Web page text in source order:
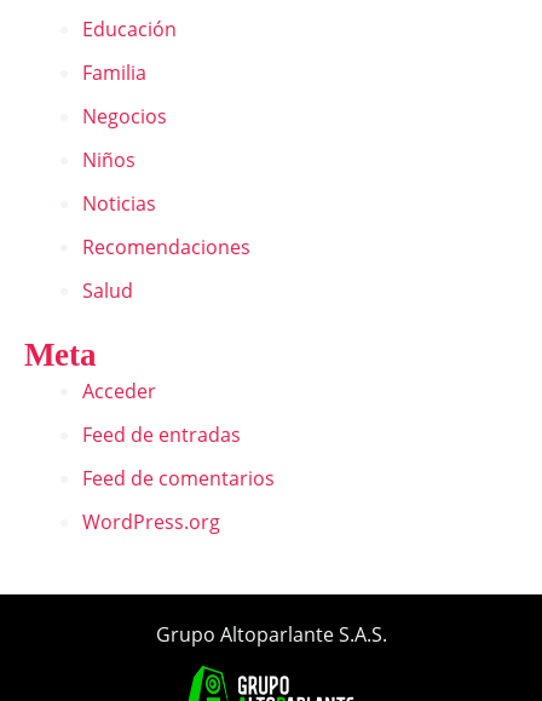
Educación
Familia
Negocios
Niños
Noticias
Recomendaciones
Salud
Meta
Acceder
Feed de entradas
Feed de comentarios
WordPress.org
Grupo Altoparlante S.A.S.